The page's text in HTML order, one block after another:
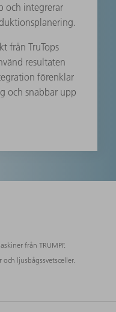
och integrerar
från TruTops
resultaten
förenklar
och snabbar upp
från TRUMPF.
ljusbågssvetsceller.